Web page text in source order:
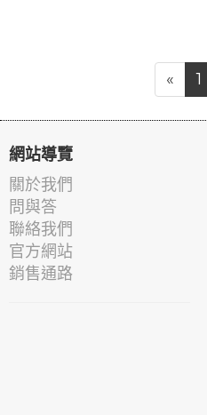
« 1
網站導覽
關於我們
問與答
聯絡我們
官方網站
銷售通路